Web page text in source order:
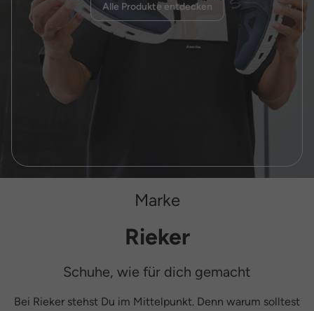
Alle Produkte entdecken
Marke
Rieker
Schuhe, wie für dich gemacht
Bei Rieker stehst Du im Mittelpunkt. Denn warum solltest